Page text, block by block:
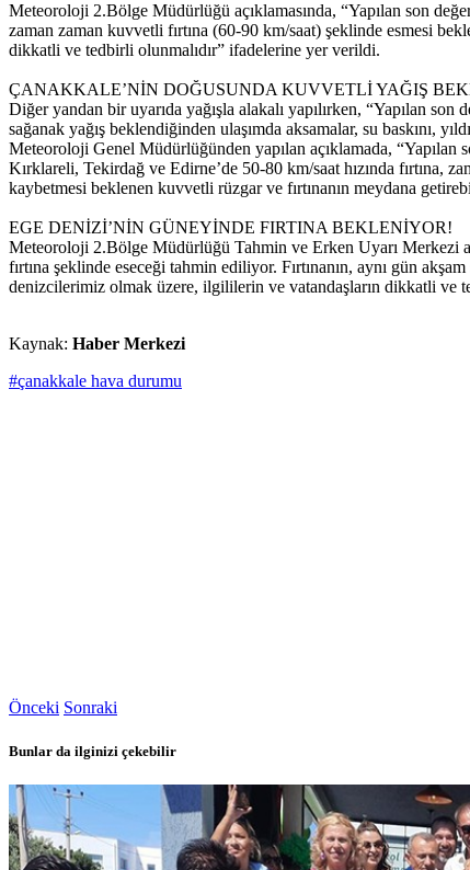
Meteoroloji 2.Bölge Müdürlüğü açıklamasında, “Yapılan son
zaman zaman kuvvetli fırtına (60-90 km/saat) şeklinde esmesi
dikkatli ve tedbirli olunmalıdır” ifadelerine yer verildi.
ÇANAKKALE’NİN DOĞUSUNDA KUVVETLİ YAĞIŞ
Diğer yandan bir uyarıda yağışla alakalı yapılırken, “Yapılan
sağanak yağış beklendiğinden ulaşımda aksamalar, su baskını,
Meteoroloji Genel Müdürlüğünden yapılan açıklamada, “Yapılan
Kırklareli, Tekirdağ ve Edirne’de 50-80 km/saat hızında fırtına,
kaybetmesi beklenen kuvvetli rüzgar ve fırtınanın meydana
EGE DENİZİ’NİN GÜNEYİNDE FIRTINA BEKLENİYOR!
Meteoroloji 2.Bölge Müdürlüğü Tahmin ve Erken Uyarı Merkezi
fırtına şeklinde eseceği tahmin ediliyor. Fırtınanın, aynı gün
denizcilerimiz olmak üzere, ilgililerin ve vatandaşların dikkatli ve
Kaynak: Haber Merkezi
#çanakkale hava durumu
Önceki Sonraki
Bunlar da ilginizi çekebilir